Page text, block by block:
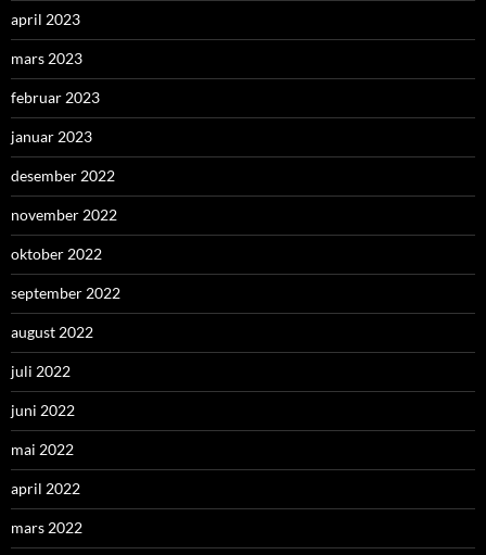
april 2023
mars 2023
februar 2023
januar 2023
desember 2022
november 2022
oktober 2022
september 2022
august 2022
juli 2022
juni 2022
mai 2022
april 2022
mars 2022